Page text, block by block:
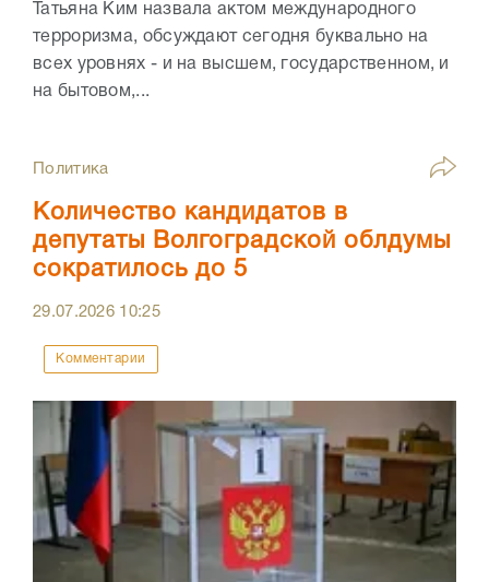
Татьяна Ким назвала актом международного
терроризма, обсуждают сегодня буквально на
всех уровнях - и на высшем, государственном, и
на бытовом,...
Политика
Количество кандидатов в
депутаты Волгоградской облдумы
сократилось до 5
29.07.2026 10:25
Комментарии